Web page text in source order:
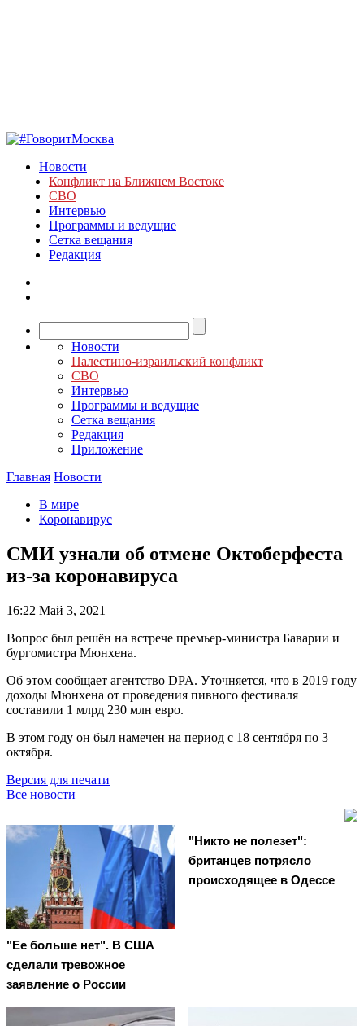
Новости
Конфликт на Ближнем Востоке
СВО
Интервью
Программы и ведущие
Сетка вещания
Редакция
Новости
Палестино-израильский конфликт
СВО
Интервью
Программы и ведущие
Сетка вещания
Редакция
Приложение
Главная Новости
В мире
Коронавирус
СМИ узнали об отмене Октоберфеста
из-за коронавируса
16:22 Май 3, 2021
Вопрос был решён на встрече премьер-министра Баварии и
бургомистра Мюнхена.
Об этом сообщает агентство DPA. Уточняется, что в 2019 году
доходы Мюнхена от проведения пивного фестиваля
составили 1 млрд 230 млн евро.
В этом году он был намечен на период с 18 сентября по 3
октября.
Версия для печати
Все новости
"Ее больше нет". В США
сделали тревожное
заявление о России
"Никто не полезет":
британцев потрясло
происходящее в Одессе